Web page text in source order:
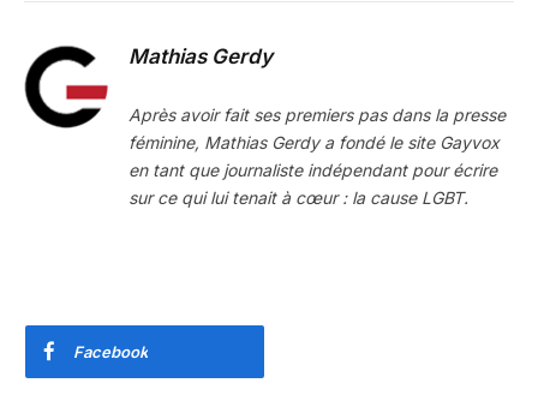
Mathias Gerdy
Après avoir fait ses premiers pas dans la presse
féminine, Mathias Gerdy a fondé le site Gayvox
en tant que journaliste indépendant pour écrire
sur ce qui lui tenait à cœur : la cause LGBT.
Facebook